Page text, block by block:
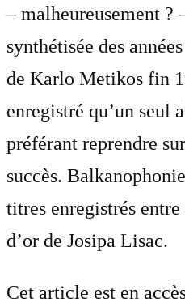
– malheureusement ?
synthétisée des
de Karlo Metikos fin
enregistré qu’un seul
préférant reprendre
succès.
titres enregistrés
d’or de Josipa Lisac.
Cet article est en